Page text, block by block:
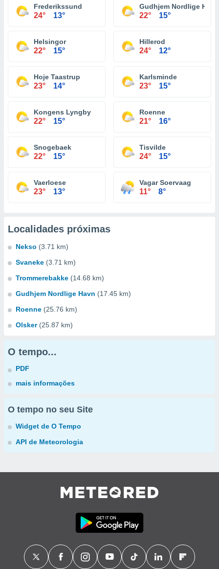
Frederikssund
24° 13°
Gudhjem Nordlige Havn
22° 15°
Helsingor
22° 15°
Hillerod
24° 12°
Hoje Taastrup
23° 14°
Karlsminde
23° 15°
Kongens Lyngby
22° 15°
Roenne
21° 16°
Snogebaek
22° 15°
Tisvilde
24° 15°
Vaerloese
23° 13°
Vagar Soervaag
11° 8°
Localidades próximas
Nekso (3.71 km)
Svaneke (3.71 km)
Trommerebakke (14.68 km)
Gudhjem Nordlige Havn (17.45 km)
Roenne (25.76 km)
Olsker (25.87 km)
O tempo...
PDF
mais informações
O tempo no seu Site
Widget de O Tempo
API de Meteorologia